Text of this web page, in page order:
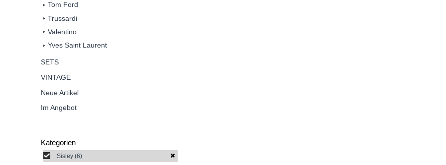
Tom Ford
Trussardi
Valentino
Yves Saint Laurent
SETS
VINTAGE
Neue Artikel
Im Angebot
Kategorien
Sisley (6)